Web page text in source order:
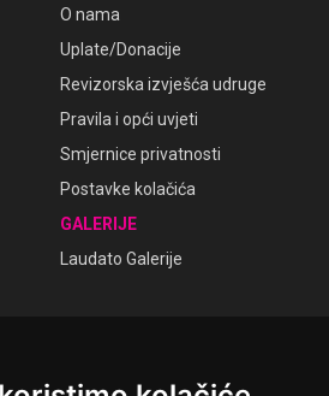
O nama
Uplate/Donacije
Revizorska izvješća udruge
Pravila i opći uvjeti
Smjernice privatnosti
Postavke kolačića
GALERIJE
Laudato Galerije